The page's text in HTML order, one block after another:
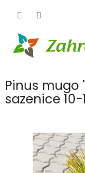
Pinus mugo
sazenice